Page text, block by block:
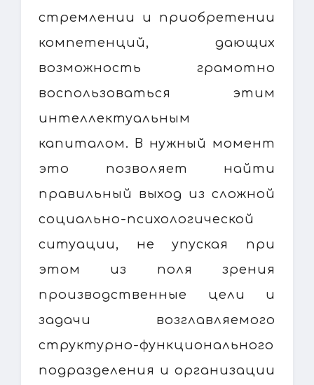
стремлении и приобретении
компетенций, дающих
возможность грамотно
воспользоваться этим
интеллектуальным
капиталом. В нужный момент
это позволяет найти
правильный выход из сложной
социально-психологической
ситуации, не упуская при
этом из поля зрения
производственные цели и
задачи возглавляемого
структурно-функционального
подразделения и организации